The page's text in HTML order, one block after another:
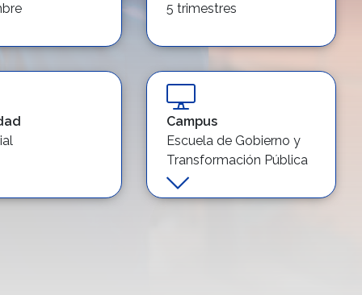
5 trimestres
Campus
Escuela de Gobierno y
Transformación Pública
Monterrey, Escuela de
Gobierno y